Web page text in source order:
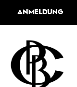
ANMELDUNG